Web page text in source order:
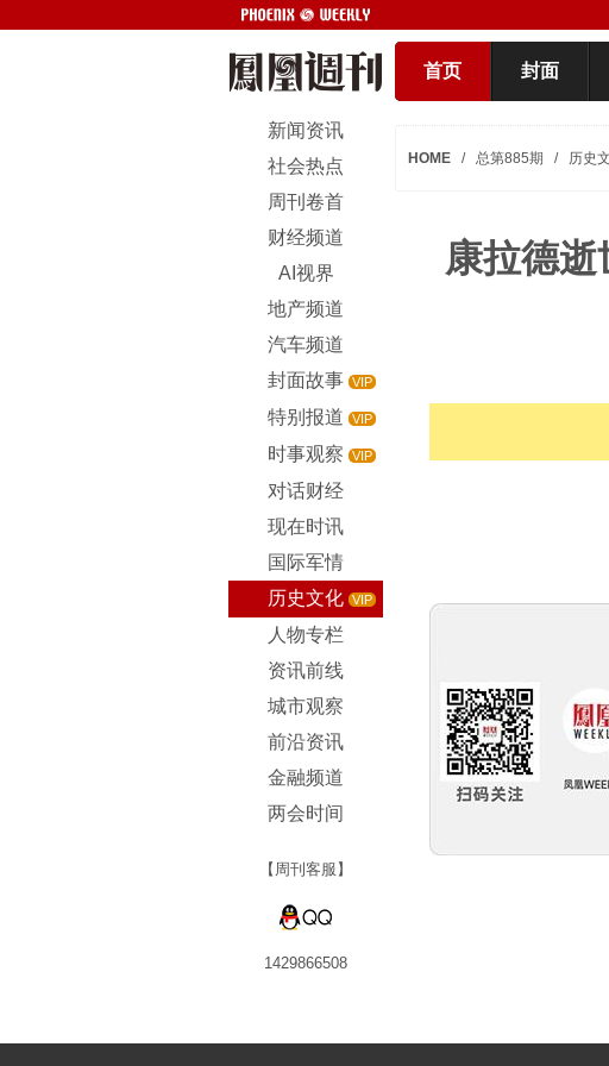
首页 封面
新闻资讯
社会热点
周刊卷首
财经频道
AI视界
地产频道
汽车频道
封面故事 VIP
特别报道 VIP
时事观察 VIP
对话财经
现在时讯
国际军情
历史文化 VIP
人物专栏
资讯前线
城市观察
前沿资讯
金融频道
两会时间
【周刊客服】
1429866508
HOME / 总第885期 / 历史
康拉德